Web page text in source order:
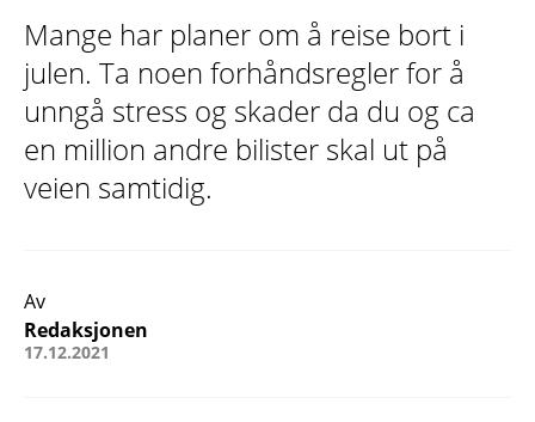
Mange har planer om å reise bort i
julen. Ta noen forhåndsregler for å
unngå stress og skader da du og ca
en million andre bilister skal ut på
veien samtidig.
Av
Redaksjonen
17.12.2021